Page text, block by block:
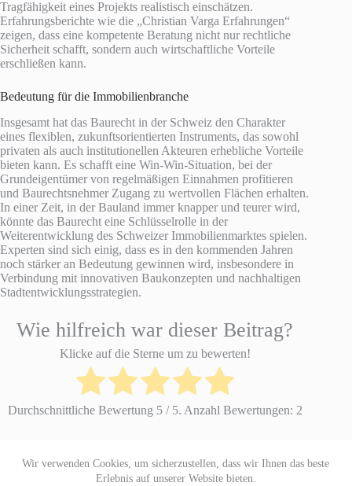
Wir verwenden Cookies, um sicherzustellen, dass wir Ihnen das beste
Erlebnis auf unserer Website bieten.
Tragfähigkeit eines Projekts realistisch einschätzen.
Erfahrungsberichte wie die „Christian Varga Erfahrungen“
zeigen, dass eine kompetente Beratung nicht nur rechtliche
Sicherheit schafft, sondern auch wirtschaftliche Vorteile
erschließen kann.
Bedeutung für die Immobilienbranche
Insgesamt hat das Baurecht in der Schweiz den Charakter
eines flexiblen, zukunftsorientierten Instruments, das sowohl
privaten als auch institutionellen Akteuren erhebliche Vorteile
bieten kann. Es schafft eine Win-Win-Situation, bei der
Grundeigentümer von regelmäßigen Einnahmen profitieren
und Baurechtsnehmer Zugang zu wertvollen Flächen erhalten.
In einer Zeit, in der Bauland immer knapper und teurer wird,
könnte das Baurecht eine Schlüsselrolle in der
Weiterentwicklung des Schweizer Immobilienmarktes spielen.
Experten sind sich einig, dass es in den kommenden Jahren
noch stärker an Bedeutung gewinnen wird, insbesondere in
Verbindung mit innovativen Baukonzepten und nachhaltigen
Stadtentwicklungsstrategien.
Wie hilfreich war dieser Beitrag?
Klicke auf die Sterne um zu bewerten!
Durchschnittliche Bewertung 5/ 5. Anzahl Bewertungen: 2
Datenschutzerklärung Impressum